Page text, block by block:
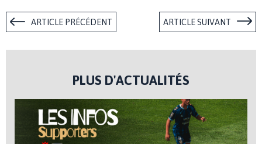
ARTICLE PRÉCÉDENT ARTICLE SUIVANT
PLUS D'ACTUALITÉS